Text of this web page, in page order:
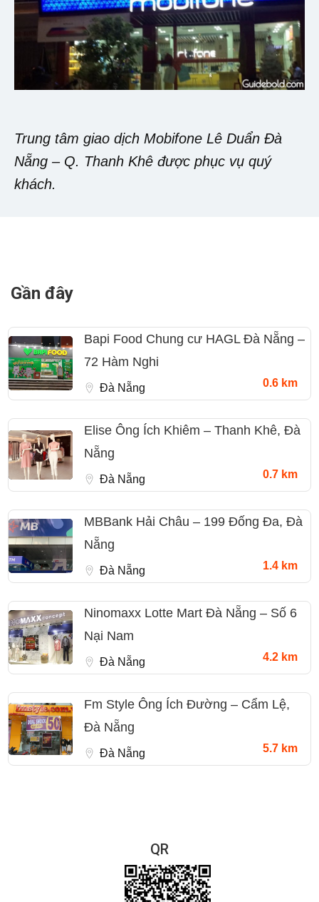
Trung tâm giao dịch Mobifone Lê Duẩn Đà
Nẵng – Q. Thanh Khê được phục vụ quý
khách.
Gần đây
Bapi Food Chung cư HAGL Đà Nẵng –
72 Hàm Nghi
Đà Nẵng 0.6 km
Elise Ông Ích Khiêm – Thanh Khê, Đà
Nẵng
Đà Nẵng 0.7 km
MBBank Hải Châu – 199 Đống Đa, Đà
Nẵng
Đà Nẵng 1.4 km
Ninomaxx Lotte Mart Đà Nẵng – Số 6
Nại Nam
Đà Nẵng 4.2 km
Fm Style Ông Ích Đường – Cẩm Lệ,
Đà Nẵng
Đà Nẵng 5.7 km
QR